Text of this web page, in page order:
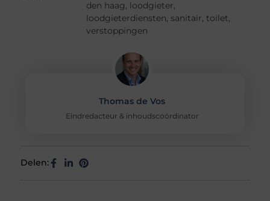
den haag, loodgieter,
loodgieterdiensten, sanitair, toilet,
verstoppingen
Thomas de Vos
Eindredacteur & inhoudscoördinator
Delen: